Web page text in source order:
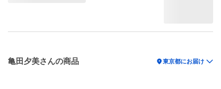
亀田夕美さんの商品 location_on東京都にお届け